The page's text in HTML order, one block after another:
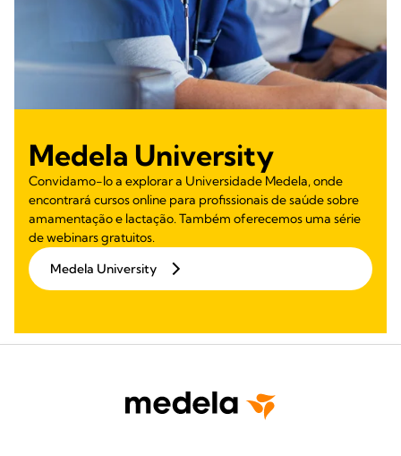
Medela University
Convidamo-lo a explorar a Universidade Medela, onde
encontrará cursos online para profissionais de saúde sobre
amamentação e lactação. Também oferecemos uma série
de webinars gratuitos.
Medela University